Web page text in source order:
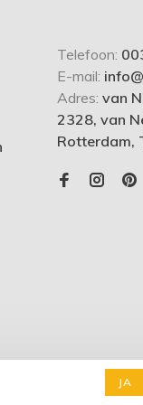
Telefoon:
E-mail:
Adres: van
2328, van
Rotterdam,
JA